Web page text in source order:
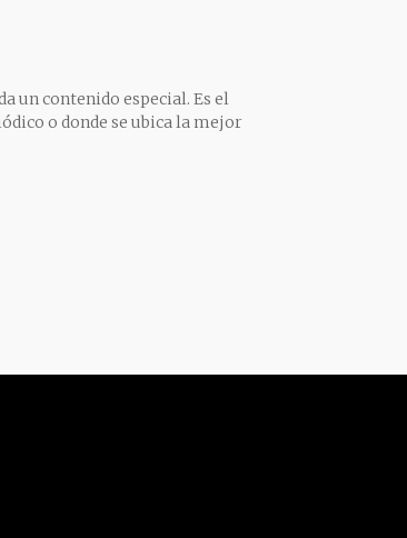
un contenido especial. Es el
o donde se ubica la mejor